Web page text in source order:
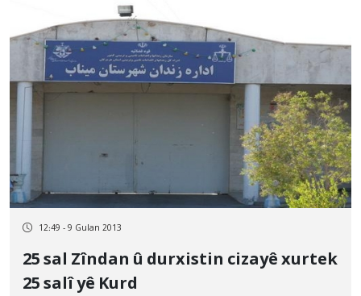
12:49 - 9 Gulan 2013
25 sal Zîndan û durxistin cizayê xurtek
25 salî yê Kurd